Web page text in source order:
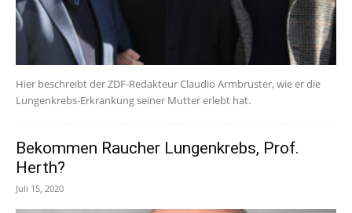
Hier beschreibt der ZDF-Redakteur Claudio Armbruster, wie er die
Lungenkrebs-Erkrankung seiner Mutter erlebt hat.
Bekommen Raucher Lungenkrebs, Prof.
Herth?
Juli 15, 2020